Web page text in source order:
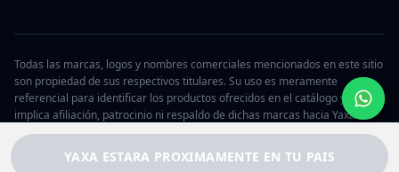
YAXA ESTARA PROXIMAMENTE EN TU PAIS
Todas las marcas, logos y nombres comerciales mencionados en este sitio
son propiedad de sus respectivos titulares. Su uso es meramente
referencial para identificar los productos ofrecidos en el catálogo y no
implica afiliación, patrocinio ni respaldo de dichas marcas hacia Yaxa.
© 2026 Yaxa Chile. Todos los derechos reservados.